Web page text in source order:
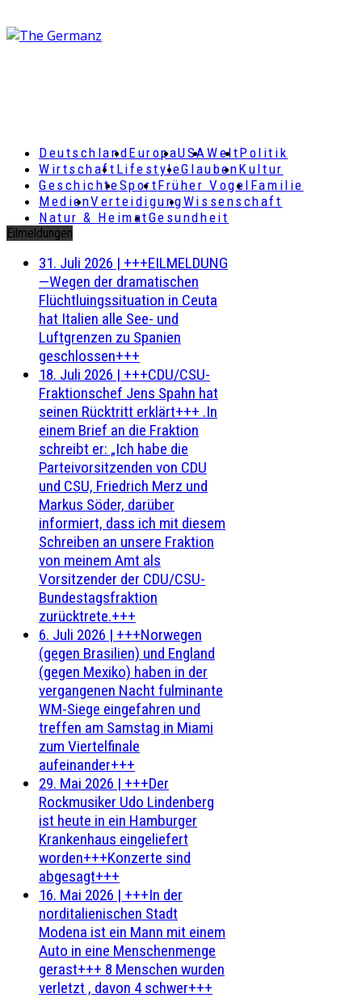
DeutschlandEuropaUSAWeltPolitik
Wirtschaft LifestyleGlaubenKultur
GeschichteSportFrüher Vogel Familie
MedienVerteidigungWissenschaft
Natur & HeimatGesundheit
Eilmeldungen
31. Juli 2026 | +++EILMELDUNG
—Wegen der dramatischen
Flüchtluingssituation in Ceuta
hat Italien alle See- und
Luftgrenzen zu Spanien
geschlossen+++
18. Juli 2026 | +++CDU/CSU-
Fraktionschef Jens Spahn hat
seinen Rücktritt erklärt+++ .In
einem Brief an die Fraktion
schreibt er: „Ich habe die
Parteivorsitzenden von CDU
und CSU, Friedrich Merz und
Markus Söder, darüber
informiert, dass ich mit diesem
Schreiben an unsere Fraktion
von meinem Amt als
Vorsitzender der CDU/CSU-
Bundestagsfraktion
zurücktrete.+++
6. Juli 2026 | +++Norwegen
(gegen Brasilien) und England
(gegen Mexiko) haben in der
vergangenen Nacht fulminante
WM-Siege eingefahren und
treffen am Samstag in Miami
zum Viertelfinale
aufeinander+++
29. Mai 2026 | +++Der
Rockmusiker Udo Lindenberg
ist heute in ein Hamburger
Krankenhaus eingeliefert
worden+++Konzerte sind
abgesagt+++
16. Mai 2026 | +++In der
norditalienischen Stadt
Modena ist ein Mann mit einem
Auto in eine Menschenmenge
gerast+++ 8 Menschen wurden
verletzt , davon 4 schwer+++